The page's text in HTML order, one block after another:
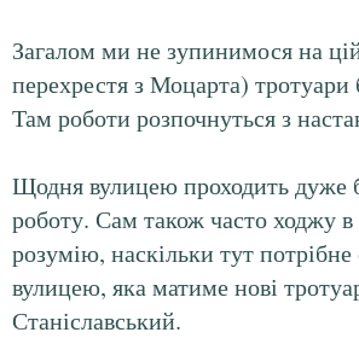
Загалом ми не зупинимося на
перехрестя з Моцарта) тротуари
Там роботи розпочнуться з
Щодня вулицею проходить дуже
роботу. Сам також часто ходжу
розумію, наскільки тут
вулицею, яка матиме нові
Станіславський.